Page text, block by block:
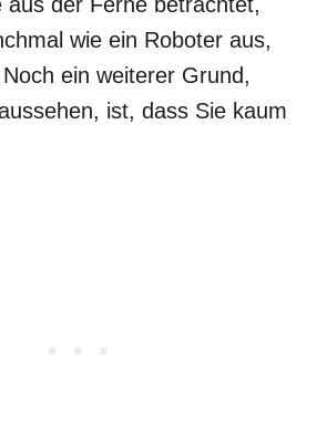
wie ein Roboter aus,
ein weiterer Grund,
ist, dass Sie kaum